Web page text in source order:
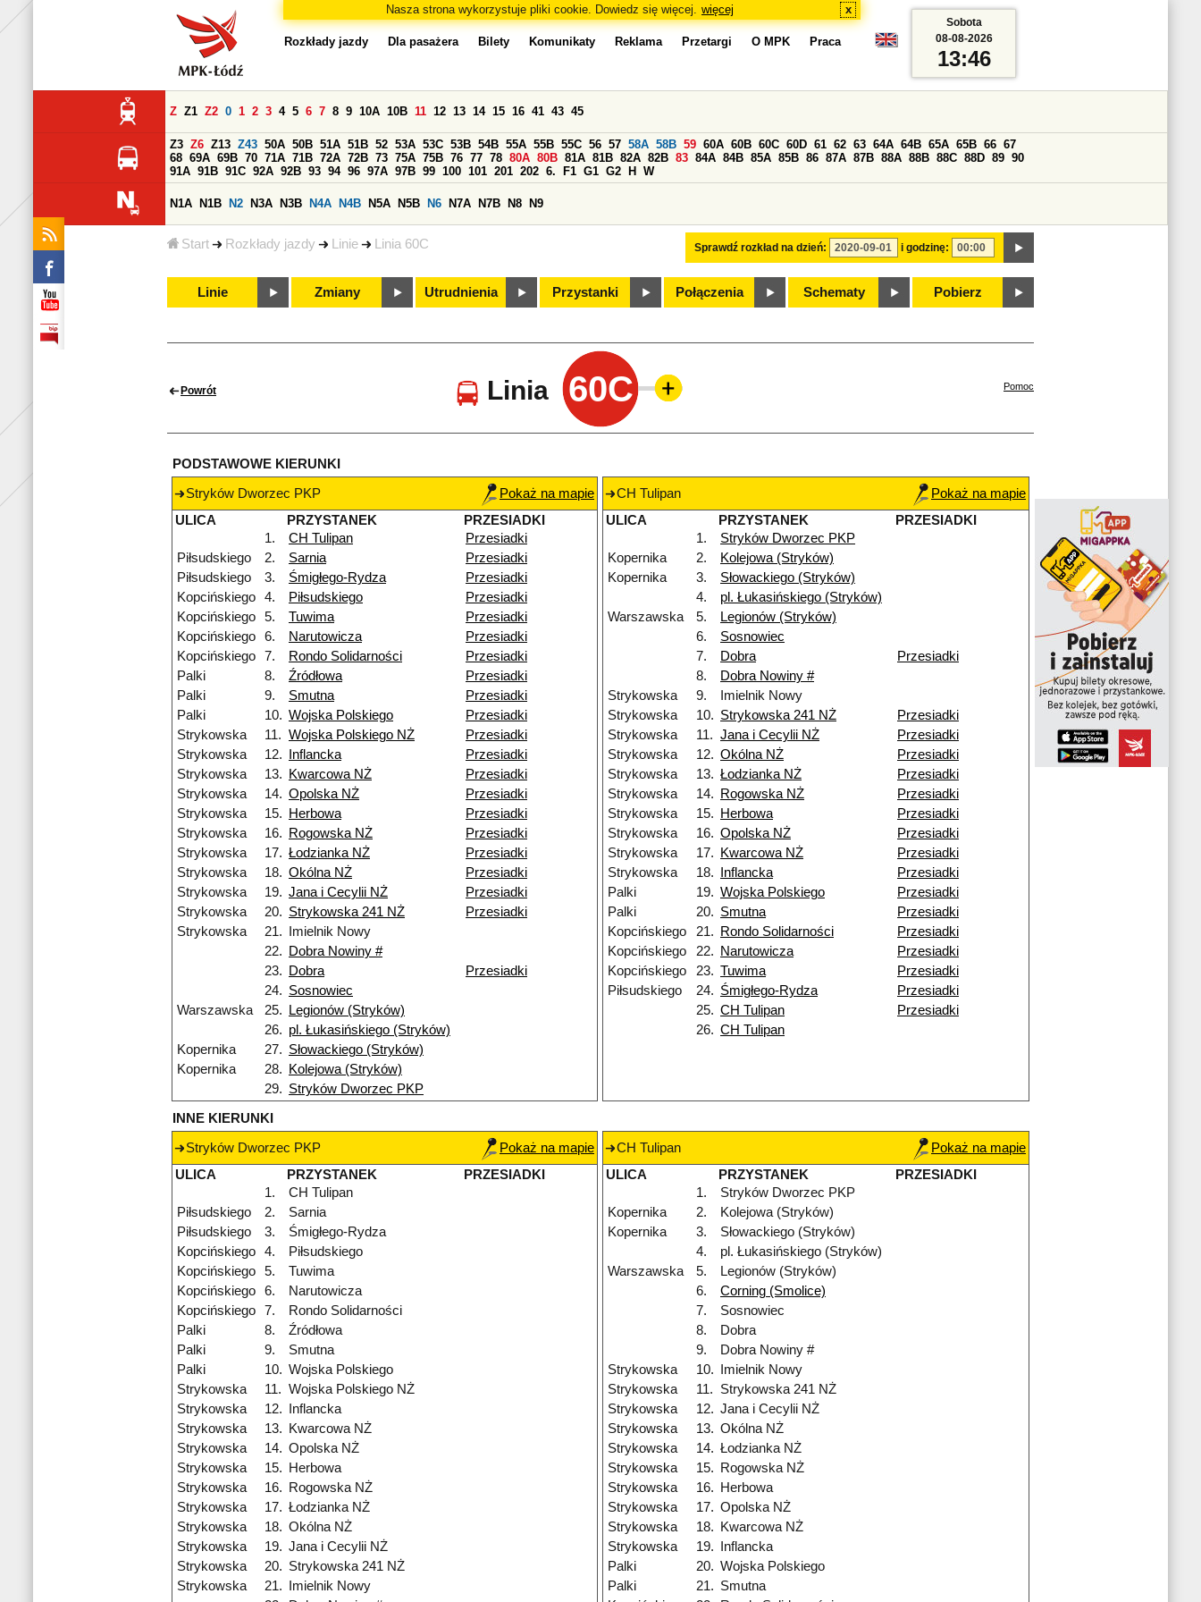
Nasza strona wykorzystuje pliki cookie. Dowiedz się więcej. więcej x
Start Rozkłady jazdy Linie Linia 60C
Rozkłady jazdy Dla pasażera Bilety Komunikaty Reklama Przetargi O MPK Praca
Sprawdź rozkład na dzień: i godzinę:
Z Z1 Z2 0 1 2 3 4 5 6 7 8 9 10A 10B 11 12 13 14 15 16 41 43 45
Z3 Z6 Z13 Z43 50A 50B 51A 51B 52 53A 53C 53B 54B 55A 55B 55C 56 57 58A 58B 59 60A 60B 60C 60D 61 62 63 64A 64B 65A 65B 66 67
68 69A 69B 70 71A 71B 72A 72B 73 75A 75B 76 77 78 80A 80B 81A 81B 82A 82B 83 84A 84B 85A 85B 86 87A 87B 88A 88B 88C 88D 89 90
91A 91B 91C 92A 92B 93 94 96 97A 97B 99 100 101 201 202 6. F1 G1 G2 H W
N1A N1B N2 N3A N3B N4A N4B N5A N5B N6 N7A N7B N8 N9
Linie Zmiany Utrudnienia Przystanki Połączenia Schematy Pobierz
Sobota
08-08-2026
13:46
Powrót Linia 60C Pomoc
PODSTAWOWE KIERUNKI
Stryków Dworzec PKP
Pokaż na mapie
ULICA
PRZYSTANEK
PRZESIADKI
1.
CH Tulipan
Przesiadki
Piłsudskiego
2. Sarnia
Przesiadki
Piłsudskiego
3. Śmigłego-Rydza
Przesiadki
Kopcińskiego
4. Piłsudskiego
Przesiadki
Kopcińskiego
5. Tuwima
Przesiadki
Kopcińskiego
6. Narutowicza
Przesiadki
Kopcińskiego
7. Rondo Solidarności
Przesiadki
Palki
8. Źródłowa
Przesiadki
Palki
9. Smutna
Przesiadki
Palki
10. Wojska Polskiego
Przesiadki
Strykowska
11. Wojska Polskiego NŻ
Przesiadki
Strykowska
12. Inflancka
Przesiadki
Strykowska
13. Kwarcowa NŻ
Przesiadki
Strykowska
14. Opolska NŻ
Przesiadki
Strykowska
15. Herbowa
Przesiadki
Strykowska
16. Rogowska NŻ
Przesiadki
Strykowska
17. Łodzianka NŻ
Przesiadki
Strykowska
18. Okólna NŻ
Przesiadki
Strykowska
19. Jana i Cecylii NŻ
Przesiadki
Strykowska
20. Strykowska 241 NŻ
Przesiadki
Strykowska
21.
Imielnik Nowy
22.
Dobra Nowiny #
23.
Dobra
Przesiadki
24. Sosnowiec
Warszawska
25.
Legionów (Stryków)
26. pl. Łukasińskiego (Stryków)
Kopernika
27. Słowackiego (Stryków)
Kopernika
28.
Kolejowa (Stryków)
29. Stryków Dworzec PKP
CH Tulipan
Pokaż na mapie
ULICA
PRZYSTANEK
PRZESIADKI
1.
Stryków Dworzec PKP
Kopernika
2.
Kolejowa (Stryków)
Kopernika
3.
Słowackiego (Stryków)
4.
pl. Łukasińskiego (Stryków)
Warszawska
5.
Legionów (Stryków)
6.
Sosnowiec
7.
Dobra
Przesiadki
8.
Dobra Nowiny #
Strykowska
9.
Imielnik Nowy
Strykowska
10. Strykowska 241 NŻ
Przesiadki
Strykowska
11. Jana i Cecylii NŻ
Przesiadki
Strykowska
12. Okólna NŻ
Przesiadki
Strykowska
13. Łodzianka NŻ
Przesiadki
Strykowska
14. Rogowska NŻ
Przesiadki
Strykowska
15. Herbowa
Przesiadki
Strykowska
16. Opolska NŻ
Przesiadki
Strykowska
17. Kwarcowa NŻ
Przesiadki
Strykowska
18. Inflancka
Przesiadki
Palki
19. Wojska Polskiego
Przesiadki
Palki
20. Smutna
Przesiadki
Kopcińskiego
21. Rondo Solidarności
Przesiadki
Kopcińskiego
22. Narutowicza
Przesiadki
Kopcińskiego
23. Tuwima
Przesiadki
Piłsudskiego
24. Śmigłego-Rydza
Przesiadki
25. CH Tulipan
Przesiadki
26. CH Tulipan
INNE KIERUNKI
Stryków Dworzec PKP
Pokaż na mapie
ULICA
PRZYSTANEK
PRZESIADKI
1.
CH Tulipan
Piłsudskiego
2.
Sarnia
Piłsudskiego
3.
Śmigłego-Rydza
Kopcińskiego
4.
Piłsudskiego
Kopcińskiego
5.
Tuwima
Kopcińskiego
6.
Narutowicza
Kopcińskiego
7.
Rondo Solidarności
Palki
8.
Źródłowa
Palki
9.
Smutna
Palki
10. Wojska Polskiego
Strykowska
11. Wojska Polskiego NŻ
Strykowska
12.
Inflancka
Strykowska
13.
Kwarcowa NŻ
Strykowska
14. Opolska NŻ
Strykowska
15.
Herbowa
Strykowska
16.
Rogowska NŻ
Strykowska
17. Łodzianka NŻ
Strykowska
18. Okólna NŻ
Strykowska
19. Jana i Cecylii NŻ
Strykowska
20. Strykowska 241 NŻ
Strykowska
21.
Imielnik Nowy
CH Tulipan
Pokaż na mapie
ULICA
PRZYSTANEK
PRZESIADKI
1.
Stryków Dworzec PKP
Kopernika
2.
Kolejowa (Stryków)
Kopernika
3.
Słowackiego (Stryków)
4.
pl. Łukasińskiego (Stryków)
Warszawska
5.
Legionów (Stryków)
6.
Corning (Smolice)
7.
Sosnowiec
8.
Dobra
9.
Dobra Nowiny #
Strykowska
10.
Imielnik Nowy
Strykowska
11.
Strykowska 241 NŻ
Strykowska
12. Jana i Cecylii NŻ
Strykowska
13. Okólna NŻ
Strykowska
14. Łodzianka NŻ
Strykowska
15.
Rogowska NŻ
Strykowska
16.
Herbowa
Strykowska
17. Opolska NŻ
Strykowska
18.
Kwarcowa NŻ
Strykowska
19.
Inflancka
Palki
20. Wojska Polskiego
Palki
21. Smutna